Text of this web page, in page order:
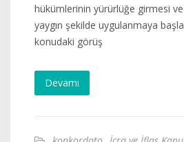
hükümlerinin yürürlüğe girmesi
yaygın şekilde uygulanmaya
konudaki görüş
Devamı